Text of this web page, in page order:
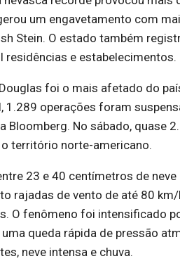
um engavetamento com
Stein. O estado também
residências e estabelecimentos.
foi o mais afetado do
1.289 operações foram
Bloomberg. No sábado, quase
território norte-americano.
23 e 40 centímetros de neve
rajadas de vento de até 80
O fenômeno foi intensificado
queda rápida de pressão
neve intensa e chuva.